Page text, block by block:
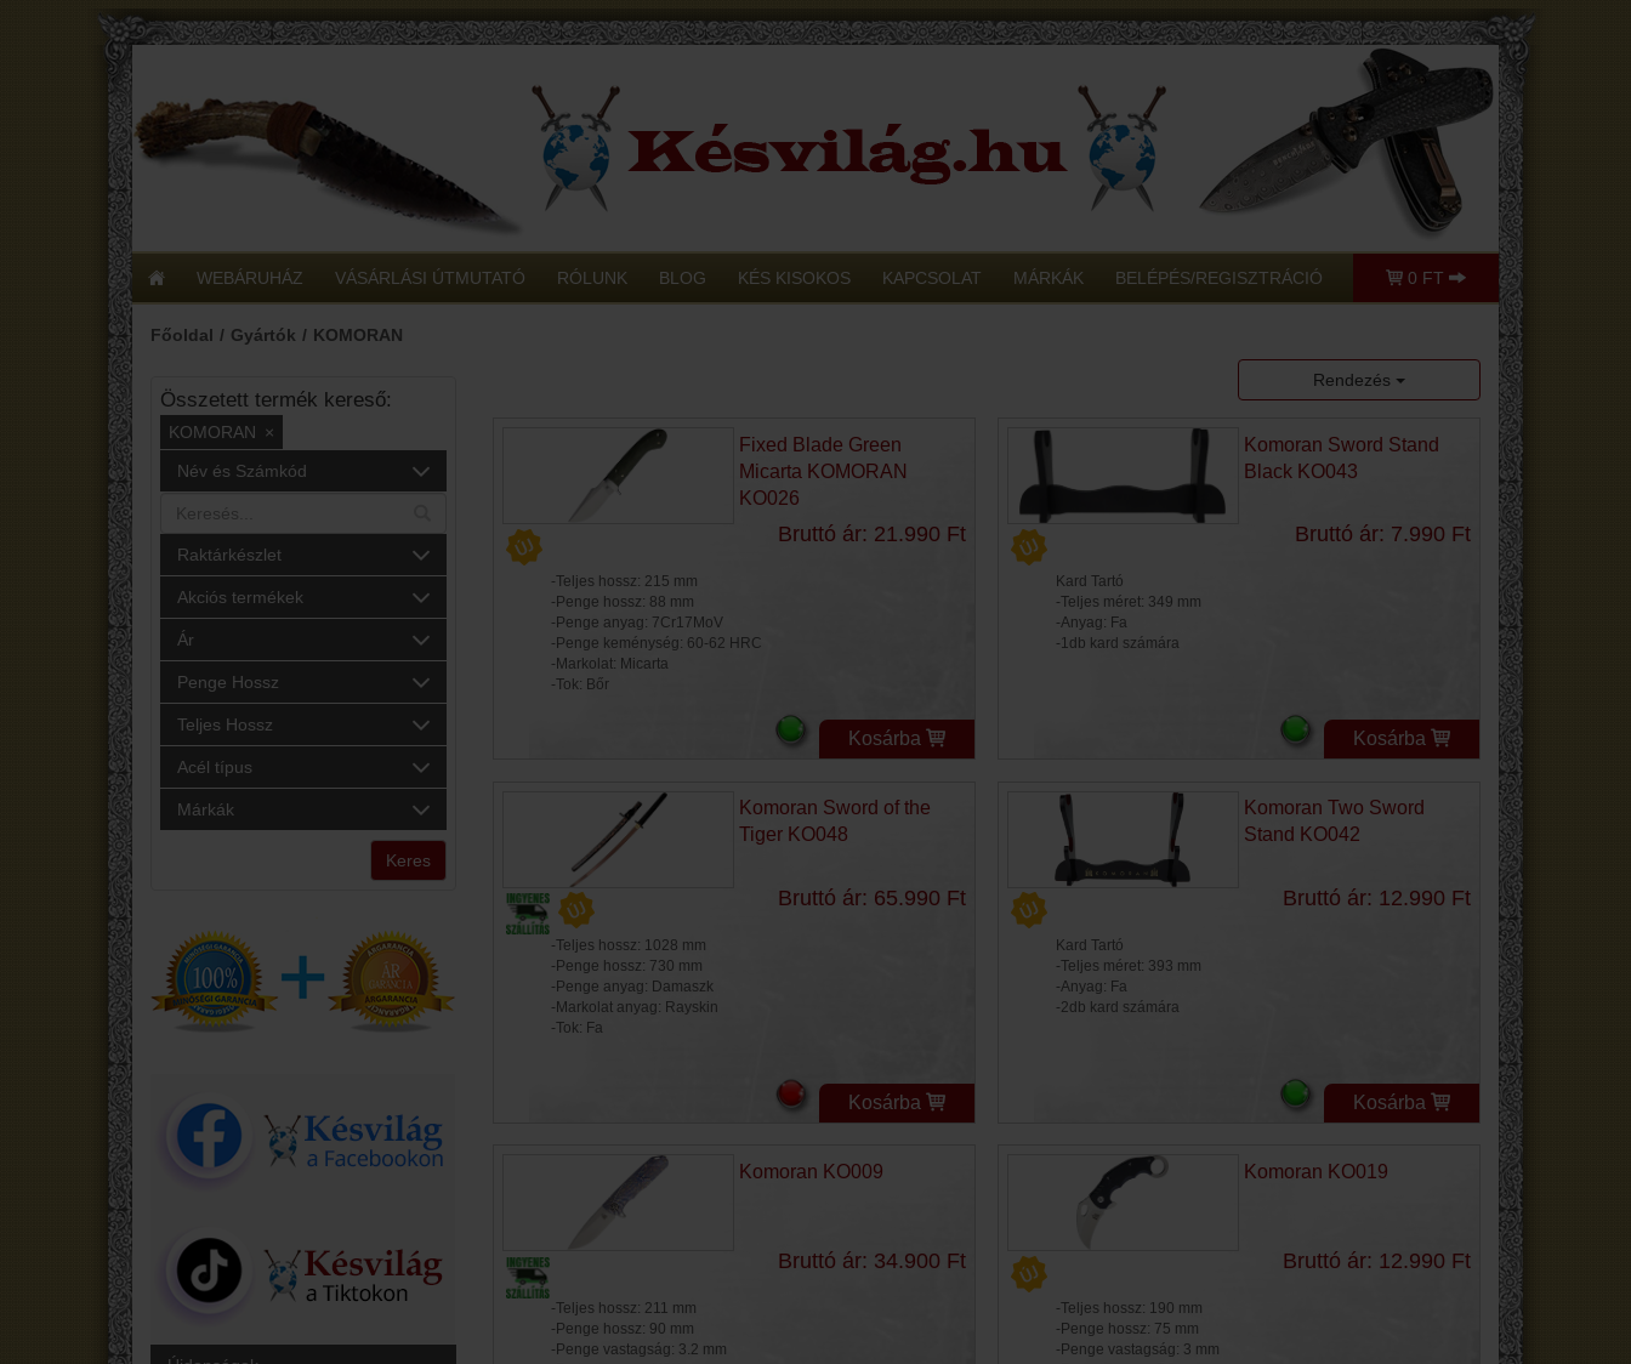
WEBÁRUHÁZ VÁSÁRLÁSI ÚTMUTATÓ RÓLUNK BLOG KÉS KISOKOS KAPCSOLAT MÁRKÁK BELÉPÉS/REGISZTRÁCIÓ 0 FT
Főoldal Gyártók KOMORAN
Összetett termék kereső:
KOMORAN ×
Név és Számkód
Raktárkészlet
Akciós termékek
Ár
Penge Hossz
Teljes Hossz
Acél típus
Márkák
Keres
Rendezés
Fixed Blade Green
Micarta KOMORAN
KO026
Bruttó ár: 21.990 Ft
-Teljes hossz: 215 mm
-Penge hossz: 88 mm
-Penge anyag: 7Cr17MoV
-Penge keménység: 60-62 HRC
-Markolat: Micarta
-Tok: Bőr
Kosárba
Komoran Sword Stand
Black KO043
Bruttó ár: 7.990 Ft
Kard Tartó
-Teljes méret: 349 mm
-Anyag: Fa
-1db kard számára
Kosárba
Komoran Sword of the
Tiger KO048
Bruttó ár: 65.990 Ft
-Teljes hossz: 1028 mm
-Penge hossz: 730 mm
-Penge anyag: Damaszk
-Markolat anyag: Rayskin
-Tok: Fa
Kosárba
Komoran Two Sword
Stand KO042
Bruttó ár: 12.990 Ft
Kard Tartó
-Teljes méret: 393 mm
-Anyag: Fa
-2db kard számára
Kosárba
Komoran KO009
Bruttó ár: 34.900 Ft
-Teljes hossz: 211 mm
-Penge hossz: 90 mm
-Penge vastagság: 3.2 mm
Komoran KO019
Bruttó ár: 12.990 Ft
-Teljes hossz: 190 mm
-Penge hossz: 75 mm
-Penge vastagság: 3 mm